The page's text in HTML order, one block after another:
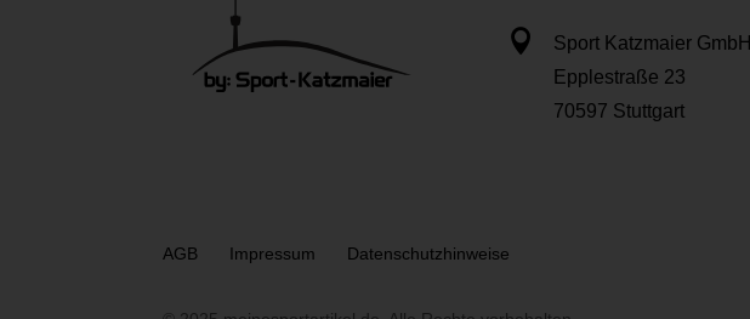

Sport Katzmaier GmbH
Epplestraße 23
70597 Stuttgart
AGB Impressum Datenschutzhinweise